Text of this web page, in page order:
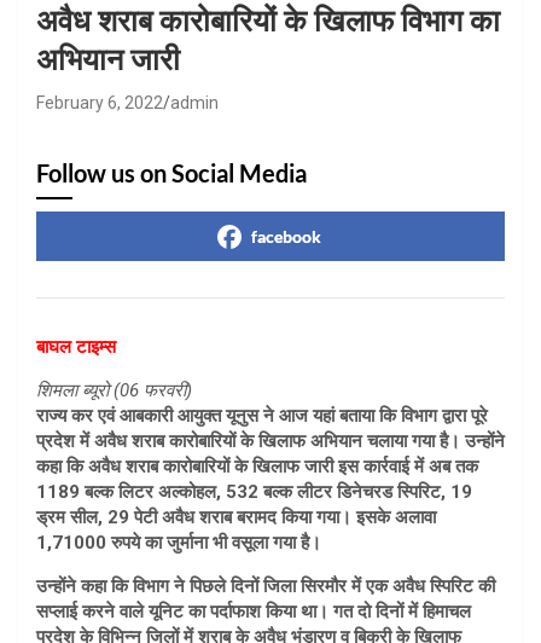
अवैध शराब कारोबारियों के खिलाफ विभाग का
अभियान जारी
February 6, 2022 admin
Follow us on Social Media
facebook
बाघल टाइम्स
शिमला ब्यूरो (06 फरवरी)
राज्य कर एवं आबकारी आयुक्त यूनुस ने आज यहां बताया कि विभाग द्वारा पूरे
प्रदेश में अवैध शराब कारोबारियों के खिलाफ अभियान चलाया गया है। उन्होंने
कहा कि अवैध शराब कारोबारियों के खिलाफ जारी इस कार्रवाई में अब तक
1189 बल्क लिटर अल्कोहल, 532 बल्क लीटर डिनेचरड स्पिरिट, 19
ड्रम सील, 29 पेटी अवैध शराब बरामद किया गया। इसके अलावा
1,71000 रुपये का जुर्माना भी वसूला गया है।
उन्होंने कहा कि विभाग ने पिछले दिनों जिला सिरमौर में एक अवैध स्पिरिट की
सप्लाई करने वाले यूनिट का पर्दाफाश किया था। गत दो दिनों में हिमाचल
प्रदेश के विभिन्न जिलों में शराब के अवैध भंडारण व बिक्री के खिलाफ